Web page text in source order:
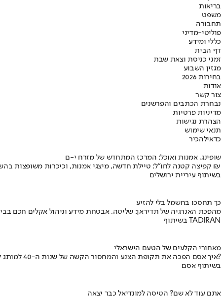
בריאות
משפט
תחבורה
פוליטי-מדיני
כללי ומידע
דף הבית
זמני כניסת וצאת שבת
מגזין השבוע
בחירות 2026
אודות
צור קשר
נבחרת הכתבים והפרשנים
מדיניות פרטיות
הצהרת נגישות
תנאי שימוש
כדאילהכיר
שופינג, אמנות ואוכל: המרכז המתחדש של מזרח י-ם
קפיצה קטנה לחו"ל: טיילת חדשה, מיצגי אמנות, וכיכרות משופצות בהשקעה של 100 מיליון ₪
בשיתוף עיריית ירושלים
כך תחסכו בחשמל בלי להזיע
מהפכת האנרגיה של תדיראן: שליטה, אבטחת מידע וניהול אקלים חכם
בשיתוף TADIRAN
מאחורי הקלעים של הטעם הישראלי
איך אסם הפכה את תקופת הצנע והמחסור הקשה של שנות ה-40 למותג לאומי?
בשיתוף אסם
אתם עוד לא שם? הטיסה למונדיאל כבר יצאה